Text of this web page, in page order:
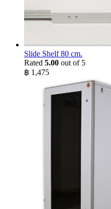
Slide Shelf 80 cm.
Rated 5.00 out of 5
฿ 1,475